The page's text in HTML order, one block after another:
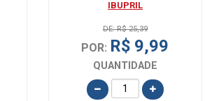
IBUPRIL
DE: R$ 25,39
POR: R$ 9,99
QUANTIDADE